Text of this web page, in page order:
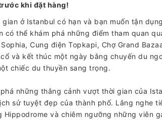
khi đặt hàng!
gian ở Istanbul có hạn và bạn muốn tận
có thể khám phá những điểm tham quan
Cung điện Topkapi, Chợ Grand
và kết thúc một ngày bằng chuyến du
chiếc du thuyền sang trọng.
phá những thắng cảnh vượt thời gian của
sử tuyệt đẹp của thành phố. Lắng nghe
Hippodrome và chiêm ngưỡng những viên